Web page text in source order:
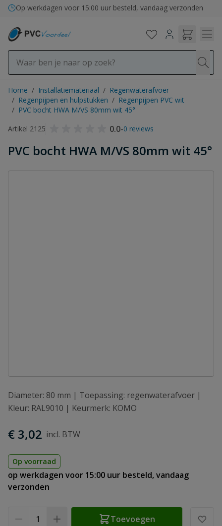
Ga naar de inhoud
Op werkdagen voor 15:00 uur besteld, vandaag verzonden
Home / Installatiemateriaal / Regenwaterafvoer
/ Regenpijpen en hulpstukken / Regenpijpen PVC wit
/ PVC bocht HWA M/VS 80mm wit 45°
Artikel 2125
0.0-0 reviews
PVC bocht HWA M/VS 80mm wit 45°
Diameter: 80 mm | Toepassing: regenwaterafvoer |
Kleur: RAL9010 | Keurmerk: KOMO
€ 3,02
Op voorraad
op werkdagen voor 15:00 uur besteld, vandaag
verzonden
Toevoegen